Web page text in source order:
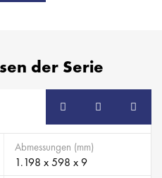
der Serie
Abmessungen (mm)
1.198 x 598 x 9